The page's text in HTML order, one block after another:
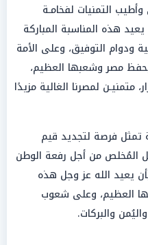
التمنيات لفخامـة
هذه المناسبة المباركة
ودوام التوفيق، وعلى الأمة
يحفظ مصر وشعبها العظيم،
متمنيـن لمصرنا الغالية مزيدًا
تمثل فرصة لتجديد قيم
المُخلص من أجل رفعة الوطن
يعيد الله عز وجل هذه
العظيم، وعلى شعوب
والبركات.